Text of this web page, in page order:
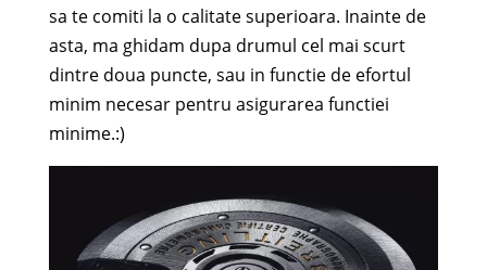
sa te comiti la o calitate superioara. Inainte de
asta, ma ghidam dupa drumul cel mai scurt
dintre doua puncte, sau in functie de efortul
minim necesar pentru asigurarea functiei
minime.:)